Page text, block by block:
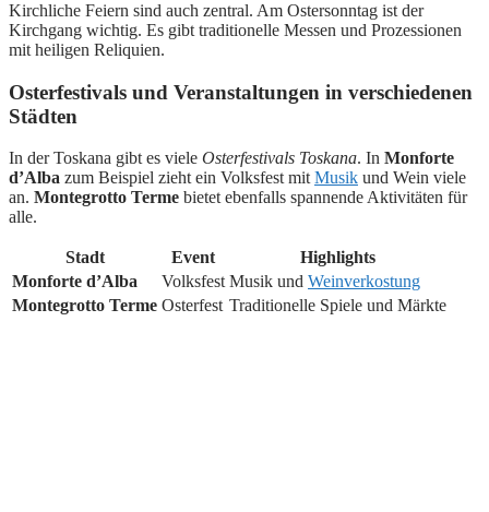
Kirchliche Feiern sind auch zentral. Am Ostersonntag ist der
Kirchgang wichtig. Es gibt traditionelle Messen und Prozessionen
mit heiligen Reliquien.
Osterfestivals und Veranstaltungen in verschiedenen
Städten
In der Toskana gibt es viele Osterfestivals Toskana. In Monforte
d’Alba zum Beispiel zieht ein Volksfest mitMusik und Wein viele
an. Montegrotto Terme bietet ebenfalls spannende Aktivitäten für
alle.
Stadt Event
Highlights
Monforte d’Alba
Volksfest Musik und Weinverkostung
Montegrotto Terme Osterfest Traditionelle Spiele und Märkte